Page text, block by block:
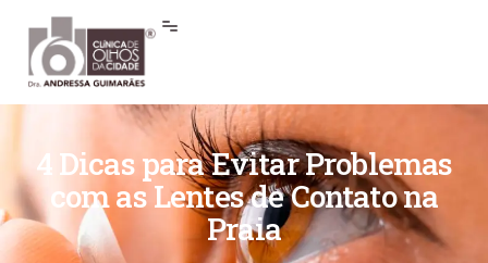
4 Dicas para Evitar Problemas
com as Lentes de Contato na
Praia